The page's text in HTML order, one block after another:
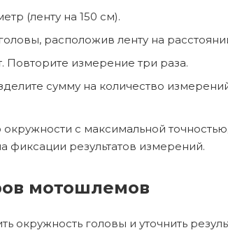
(ленту на 150 см).
расположив ленту на
Повторите измерение три раза.
сумму на количество
с максимальной
фиксации результатов измерений.
мотошлемов
окружность головы и уточнить